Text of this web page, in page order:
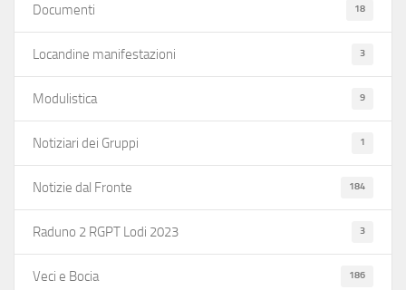
Documenti 18
Locandine manifestazioni 3
Modulistica 9
Notiziari dei Gruppi 1
Notizie dal Fronte 184
Raduno 2 RGPT Lodi 2023 3
Veci e Bocia 186